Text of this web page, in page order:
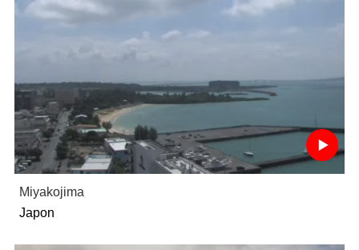
Miyakojima
Japon